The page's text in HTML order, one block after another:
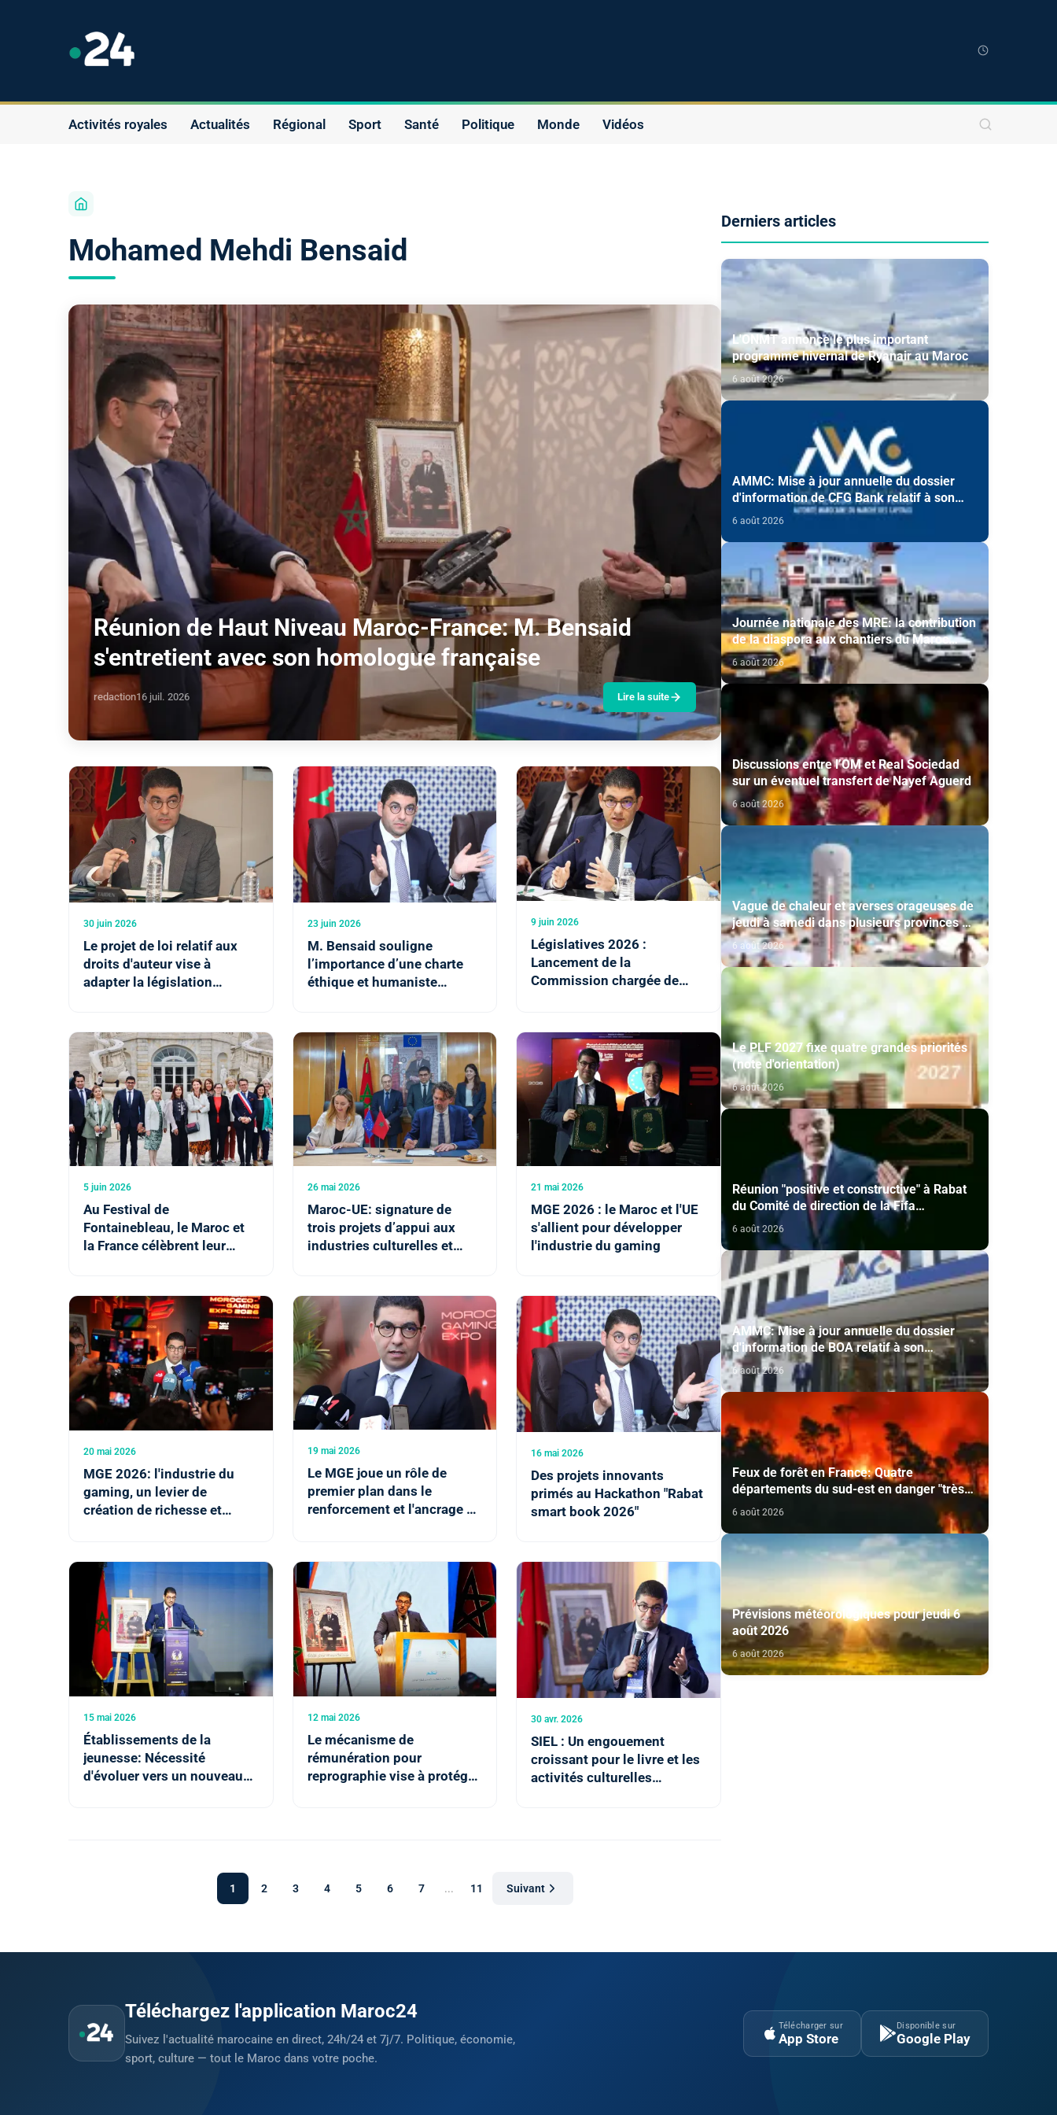
Activités royales Actualités Régional Sport Santé Politique Monde Vidéos
Mohamed Mehdi Bensaid
Réunion de Haut Niveau Maroc-France: M. Bensaid
s'entretient avec son homologue française
redaction16 juil. 2026 Lire la suite
30 juin 2026
Le projet de loi relatif aux
droits d'auteur vise à
adapter la législation
23 juin 2026
M. Bensaid souligne
l’importance d’une charte
éthique et humaniste
9 juin 2026
Législatives 2026 :
Lancement de la
Commission chargée de
publics
5 juin 2026
Au Festival de
Fontainebleau, le Maroc et
la France célèbrent leur
l'avenir (ministres)
26 mai 2026
Maroc-UE: signature de
trois projets d’appui aux
industries culturelles et
21 mai 2026
MGE 2026 : le Maroc et l'UE
s'allient pour développer
l'industrie du gaming
20 mai 2026
MGE 2026: l'industrie du
gaming, un levier de
création de richesse et
19 mai 2026
Le MGE joue un rôle de
premier plan dans le
renforcement et l'ancrage du
16 mai 2026
Des projets innovants
primés au Hackathon "Rabat
smart book 2026"
15 mai 2026
Établissements de la
jeunesse: Nécessité
d'évoluer vers un nouveau
12 mai 2026
Le mécanisme de
rémunération pour
reprographie vise à protéger
30 avr. 2026
SIEL : Un engouement
croissant pour le livre et les
activités culturelles
1 2 3 4 5 6 7 ... 11 Suivant
Derniers articles
L'ONMT annonce le plus important
programme hivernal de Ryanair au Maroc
6 août 2026
AMMC: Mise à jour annuelle du dossier
d'information de CFG Bank relatif à son
programme d'émission de certificats de
6 août 2026
Journée nationale des MRE: la contribution
de la diaspora aux chantiers du Maroc
2030 mise en avant
6 août 2026
Discussions entre l’OM et Real Sociedad
sur un éventuel transfert de Nayef Aguerd
6 août 2026
Vague de chaleur et averses orageuses de
jeudi à samedi dans plusieurs provinces du
Royaume (Bulletin d'alerte)
6 août 2026
Le PLF 2027 fixe quatre grandes priorités
(note d'orientation)
6 août 2026
Réunion "positive et constructive" à Rabat
du Comité de direction de la Fifa
(communiqué)
6 août 2026
AMMC: Mise à jour annuelle du dossier
d'information de BOA relatif à son
programme d'émission de certificats de
dépôt
6 août 2026
Feux de forêt en France: Quatre
départements du sud-est en danger "très
élevé"
6 août 2026
Prévisions météorologiques pour jeudi 6
août 2026
6 août 2026
Téléchargez l'application Maroc24
Suivez l'actualité marocaine en direct, 24h/24 et 7j/7. Politique, économie,
sport, culture — tout le Maroc dans votre poche.
Télécharger sur
App Store
Disponible sur
Google Play